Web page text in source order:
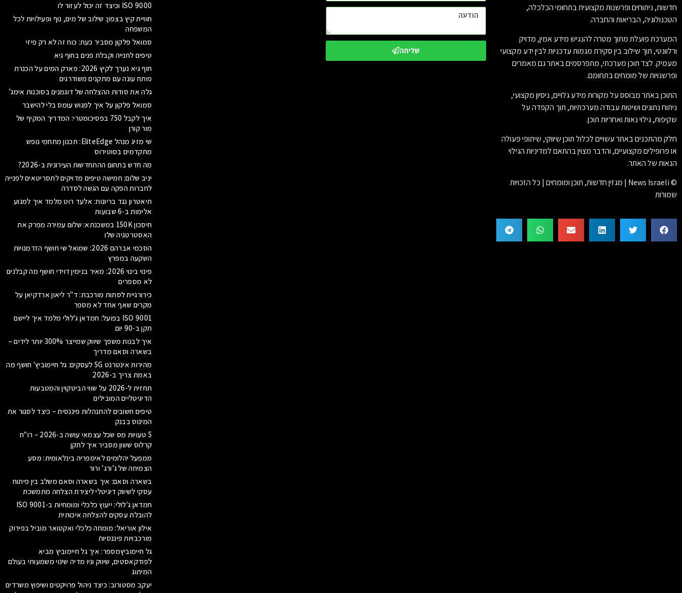
חדשות, ניתוחים ופרשנות מקצועית בתחומי הכלכלה,
הטכנולוגיה, הבריאות והחברה.
המערכת פועלת מתוך מטרה להנגיש מידע אמין, מדויק
ורלוונטי, תוך שילוב בין סקירת מגמות עדכניות לבין ידע מקצועי
מעמיק. לצד תוכן מערכתי, מתפרסמים באתר גם מאמרים
ופרשנויות של מומחים בתחומם.
התוכן באתר מבוסס על מקורות מידע גלויים, ניסיון מקצועי,
ניתוח נתונים ושיטות עבודה מערכתיות, תוך הקפדה על
שקיפות, גילוי נאות ואחריות תוכן.
חלק מהתכנים באתר עשויים לכלול תוכן שיווקי, שיתופי פעולה
או פרופילים מקצועיים, והדבר מצוין בהתאם למדיניות הגילוי
הנאות של האתר.
© News Israeli | מגזין חדשות, תוכן ומומחים | כל הזכויות
שמורות
שליחה
ISO 9000 וכיצד זה יכול לעזור לו
חוויית קיץ בצפון: שילוב של מים, נוף ופעילויות לכל
המשפחה
סמואל פלקון מסביר כעת: כוח זה לא רק פיזי
טיפים לחנייה וקבלת פנים בחוף גיא
חוף גיא נערך לקיץ 2026: פארק המים על הכנרת
פותח עונה עם מתקנים משודרגים
גלה את סודות ההצלחה של דוגמנים בסוכנות אימג'
סמואל פלקון על איך לפגוש עומס בלי להישבר
איך לקבל 750 בפסיכומטרי: המדריך המקיף של
מור קורן
שי מזיג מנהל EliteEdge: תכנון מתחמי נופש
מתקדמים בסוטירוס
מה חדש בתחום ההתחדשות העירונית ב-2026?
יניב שלום: חמישה טיפים מדויקים לתסריטאים לפנייה
לחברות הפקה עם הגשה לסדרה
תיאטרון נגד בריונות: אלעד רוט מלמד איך למנוע
אלימות ב-6 שבועות
חיסכון 150K במשכנתא: שלום עמירה מפרק את
האסטרטגיה שלו
הסכמי אברהם 2026: שמואל שי חושף הזדמנויות
השקעה במפרץ
פינוי בינוי 2026: מאיר בנימין דוידי חושף מה קבלנים
לא מספרים
כירורגיית לסתות מורכבת: ד"ר ליאון ארדקיאן על
מקרים שאף אחד לא מספר
ISO 9001 בפועל: חמדאן ג'לולי מלמד איך ליישם
תקן ב-90 יום
איך לבנות משפך שיווק שמייצר 300% יותר לידים –
בשארה וסאם מדריך
מהירות אינטרנט 5G לעסקים: גל חיימוביץ' חושף מה
באמת צריך ב-2026
תחזית ל-2026 על שווי הביטקוין והמטבעות
הדיגיטליים המובילים
טיפים חשובים להתנהלות פיננסית – כיצד לסגור את
המינוס בבנק
5 טעויות מס שכל עצמאי עושה ב-2026 – רו"ח
קרלוס ששון מסביר איך לתקן
ממפעל יהלומים לאימפריה בינלאומית: מסע
הצמיחה של ג’ורג’ ורור
בשארה וסאם: איך בשארה וסאם משלב בין פיתוח
עסקי לשיווק דיגיטלי ליצירת הצלחה מתמשכת
חמדאן ג'לולי: ייעוץ כלכלי ומומחיות ב-ISO 9001
להובלת עסקים להצלחה איכותית
אילון אוריאל: מומחה כלכלי ואקטואר מוביל בפירוק
מורכבויות פיננסיות
גל חיימוביץמספר: איך גל חיימוביץ מביא
לפודקאסטים, שיווק וניו מדיה שינוי משמעותי בעולם
המיתוג
יעקב מסטורוב: כיצד ניהול פרויקטים ושיפוץ משרדים